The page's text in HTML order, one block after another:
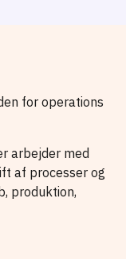
for operations
arbejder med
af processer og
produktion,